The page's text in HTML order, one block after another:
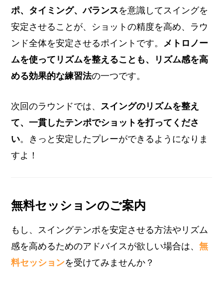
ポ、タイミング、バランスを意識してスイングを
安定させることが、ショットの精度を高め、ラウ
ンド全体を安定させるポイントです。 メトロノー
ムを使ってリズムを整えることも、リズム感を高
める効果的な練習法の一つです。
次回のラウンドでは、 スイングのリズムを整え
て、一貫したテンポでショットを打ってくださ
い。きっと安定したプレーができるようになりま
すよ！
無料セッションのご案内
もし、スイングテンポを安定させる方法やリズム
感を高めるためのアドバイスが欲しい場合は、無
料セッションを受けてみませんか？